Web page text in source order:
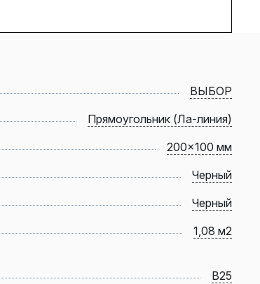
ВЫБОР
Прямоугольник (Ла-линия)
200x100 мм
Черный
Черный
1,08 м2
B25